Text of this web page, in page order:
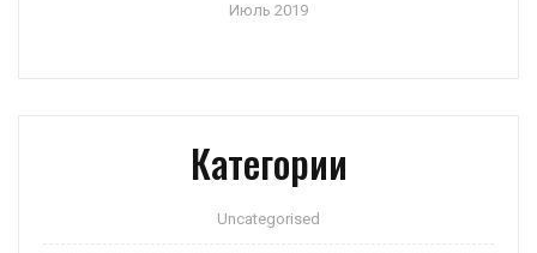
Июль 2019
Категории
Uncategorised